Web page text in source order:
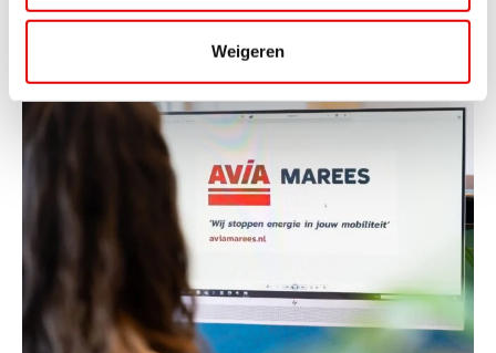
Weigeren
Toe aan een ontspannen nachtje...